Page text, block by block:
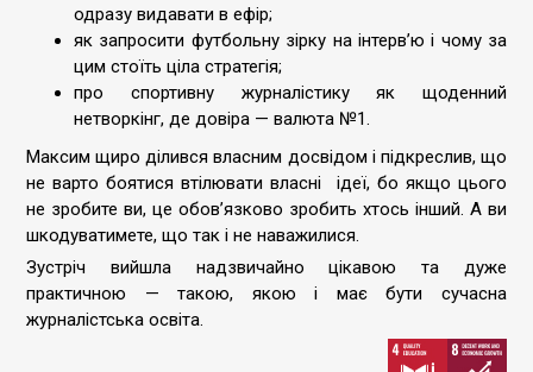
одразу видавати в ефір;
як запросити футбольну зірку на інтерв’ю і чому за
цим стоїть ціла стратегія;
про спортивну журналістику як щоденний
нетворкінг, де довіра — валюта №1.
Максим щиро ділився власним досвідом і підкреслив, що
не варто боятися втілювати власні ідеї, бо якщо цього
не зробите ви, це обов’язково зробить хтось інший. А ви
шкодуватимете, що так і не наважилися.
Зустріч вийшла надзвичайно цікавою та дуже
практичною — такою, якою і має бути сучасна
журналістська освіта.